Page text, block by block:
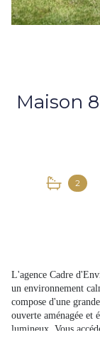
Maison 8 pièce(s) 5 chambre(s)
2
L'agence Cadre
un environnement
compose d'une
ouverte aménagée et
lumineux. Vous